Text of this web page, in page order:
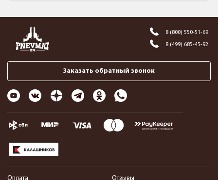
8 (800) 550-51-69
8 (499) 685-45-92
Заказать обратный звонок
Оплата Отзывы